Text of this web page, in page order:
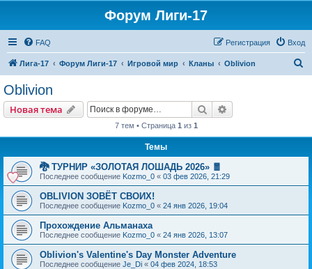
Форум Лиги-17
FAQ Вход
Регистрация
Лига-17 Форум Лиги-17 Игровой мир Кланы Oblivion
Oblivion
Новая тема Поиск
7 тем • Страница 1 из 1
Темы
🐉 ТУРНИР «ЗОЛОТАЯ ЛОШАДЬ 2026» 🧧
Последнее сообщение Kozmo_0 « 03 фев 2026, 21:29
OBLIVION ЗОВЁТ СВОИХ!
Последнее сообщение Kozmo_0 « 24 янв 2026, 19:04
Прохождение Альманаха
Последнее сообщение Kozmo_0 « 24 янв 2026, 13:07
Oblivion's Valentine's Day Monster Adventure
Последнее сообщение Je_Di « 04 фев 2024, 18:53